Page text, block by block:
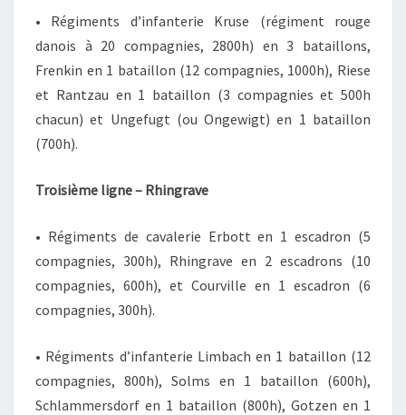
• Régiments d’infanterie Kruse (régiment rouge
danois à 20 compagnies, 2800h) en 3 bataillons,
Frenkin en 1 bataillon (12 compagnies, 1000h), Riese
et Rantzau en 1 bataillon (3 compagnies et 500h
chacun) et Ungefugt (ou Ongewigt) en 1 bataillon
(700h).
Troisième ligne – Rhingrave
• Régiments de cavalerie Erbott en 1 escadron (5
compagnies, 300h), Rhingrave en 2 escadrons (10
compagnies, 600h), et Courville en 1 escadron (6
compagnies, 300h).
• Régiments d’infanterie Limbach en 1 bataillon (12
compagnies, 800h), Solms en 1 bataillon (600h),
Schlammersdorf en 1 bataillon (800h), Gotzen en 1